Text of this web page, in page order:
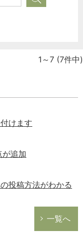
1～7 (7件中)
けます
追加
投稿方法がわかる
一覧へ